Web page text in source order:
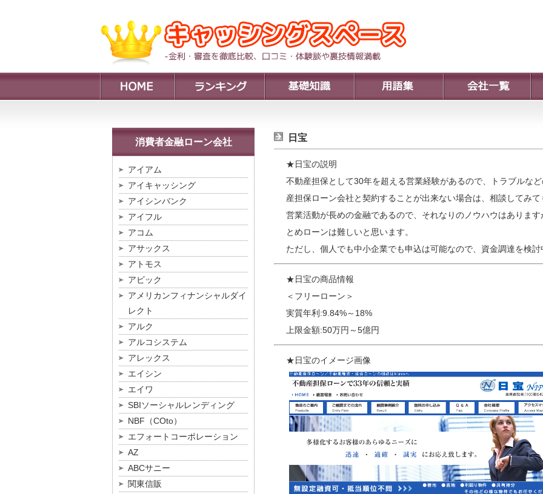
消費者金融ローン会社
アイアム
アイキャッシング
アイシンバンク
アイフル
アコム
アサックス
アトモス
アビック
アメリカンフィナンシャルダイ
レクト
アルク
アルコシステム
アレックス
エイシン
エイワ
SBIソーシャルレンディング
NBF（COto）
エフォートコーポレーション
AZ
ABCサニー
関東信販
日宝
★日宝の説明
不動産担保として30年を超える営業経験があるので、トラブルな
産担保ローン会社と契約することが出来ない場合は、相談してみ
営業活動が長めの金融であるので、それなりのノウハウはありま
とめローンは難しいと思います。
ただし、個人でも中小企業でも申込は可能なので、資金調達を検
★日宝の商品情報
＜フリーローン＞
実質年利:9.84%～18%
上限金額:50万円～5億円
★日宝のイメージ画像